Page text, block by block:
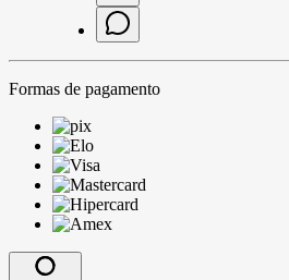
Formas de pagamento